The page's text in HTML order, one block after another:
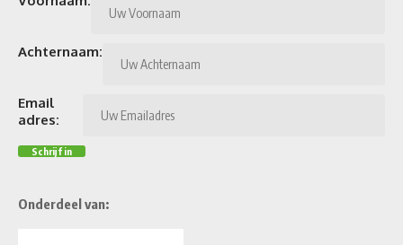
Achternaam:
Email
adres:
Onderdeel van: